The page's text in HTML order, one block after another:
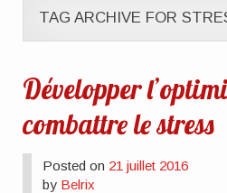
TAG ARCHIVE FOR
Développer
combattre le stress
Posted on 21 juillet 2016
by Belrix